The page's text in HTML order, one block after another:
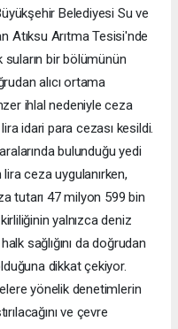
Belediyesi Su ve
Atıksu Arıtma Tesisi'nde
suların bir bölümünün
alıcı ortama
ihlal nedeniyle ceza
idari para cezası kesildi.
bulunduğu yedi
ceza uygulanırken,
tutarı 47 milyon 599 bin
yalnızca deniz
halk sağlığını da doğrudan
dikkat çekiyor.
yönelik denetimlerin
ve çevre